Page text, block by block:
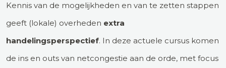
Kennis van de mogelijkheden en van te zetten stappen
geeft (lokale) overheden extra
handelingsperspectief. In deze actuele cursus komen
de ins en outs van netcongestie aan de orde, met focus